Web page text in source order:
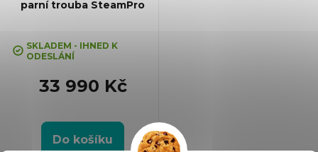
parní trouba SteamPro
SKLADEM - IHNED K
ODESLÁNÍ
33 990 Kč
Do košíku